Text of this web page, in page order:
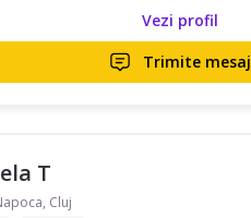
Vezi profil
Trimite mesaj
T
Cluj